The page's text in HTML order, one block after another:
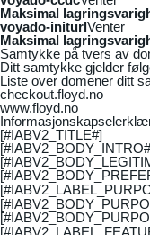
Maksimal
voyado-initurlVenter
Maksimal
Samtykke på tvers av
Ditt samtykke gjelder
Liste over domener ditt
checkout.floyd.no
www.floyd.no
[#IABV2_TITLE#]